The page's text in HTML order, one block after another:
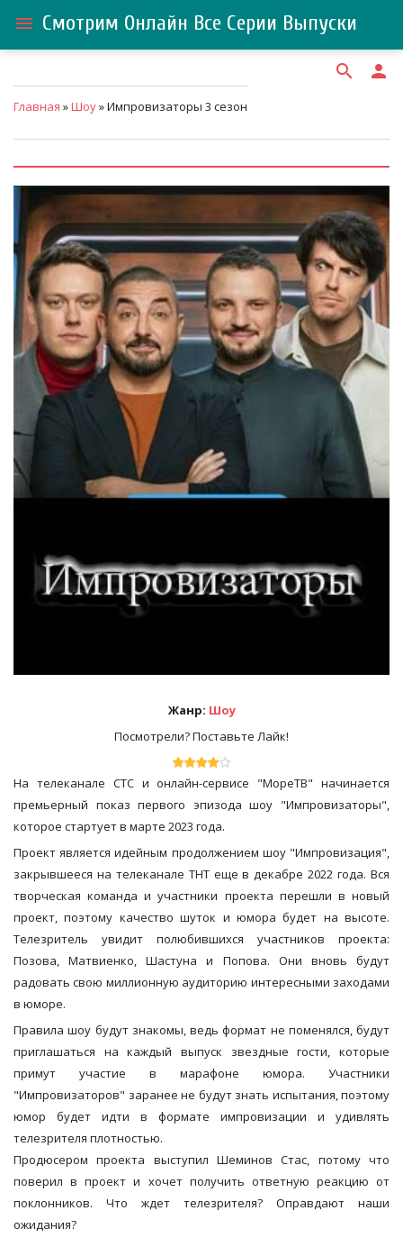
menu Смотрим Онлайн Все Серии Выпуски
search person
Главная »Шоу» Импровизаторы 3 сезон
Жанр: Шоу
Посмотрели? Поставьте Лайк!
На телеканале СТС и онлайн-сервисе "МореТВ" начинается
премьерный показ первого эпизода шоу "Импровизаторы",
которое стартует в марте 2023 года.
Проект является идейным продолжением шоу "Импровизация",
закрывшееся на телеканале ТНТ еще в декабре 2022 года. Вся
творческая команда и участники проекта перешли в новый
проект, поэтому качество шуток и юмора будет на высоте.
Телезритель увидит полюбившихся участников проекта:
Позова, Матвиенко, Шастуна и Попова. Они вновь будут
радовать свою миллионную аудиторию интересными заходами
в юморе.
Правила шоу будут знакомы, ведь формат не поменялся, будут
приглашаться на каждый выпуск звездные гости, которые
примут участие в марафоне юмора. Участники
"Импровизаторов" заранее не будут знать испытания, поэтому
юмор будет идти в формате импровизации и удивлять
телезрителя плотностью.
Продюсером проекта выступил Шеминов Стас, потому что
поверил в проект и хочет получить ответную реакцию от
поклонников. Что ждет телезрителя? Оправдают наши
ожидания?